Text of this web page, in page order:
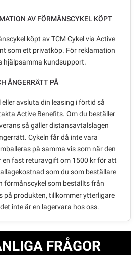
AV FÖRMÅNSCYKEL KÖPT
köpt av TCM Cykel via Active
som ett privatköp. För reklamation
hjälpsamma kundsupport.
ÅNGERRÄTT PÅ
avsluta din leasing i förtid så
Active Benefits. Om du beställer
så gäller distansavtalslagen
Cykeln får då inte vara
på samma vis som när den
en fast returavgift om 1500 kr för att
som du som beställare
förmånscykel som beställts från
på produkten, tillkommer ytterligare
inte är en lagervara hos oss.
FRÅGOR